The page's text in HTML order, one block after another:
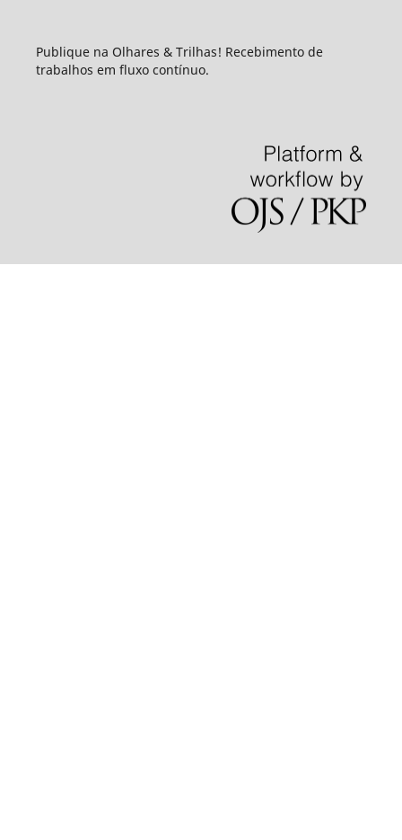
Publique na Olhares & Trilhas! Recebimento de
trabalhos em fluxo contínuo.